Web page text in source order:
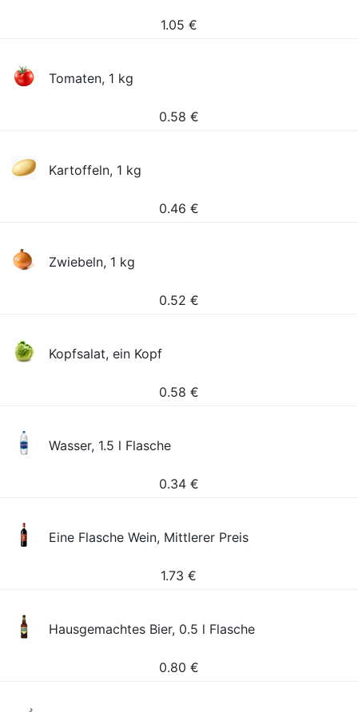
1.05 €
Tomaten, 1 kg
0.58 €
Kartoffeln, 1 kg
0.46 €
Zwiebeln, 1 kg
0.52 €
Kopfsalat, ein Kopf
0.58 €
Wasser, 1.5 l Flasche
0.34 €
Eine Flasche Wein, Mittlerer Preis
1.73 €
Hausgemachtes Bier, 0.5 l Flasche
0.80 €